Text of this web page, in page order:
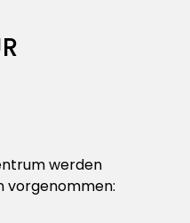
werden
vorgenommen: